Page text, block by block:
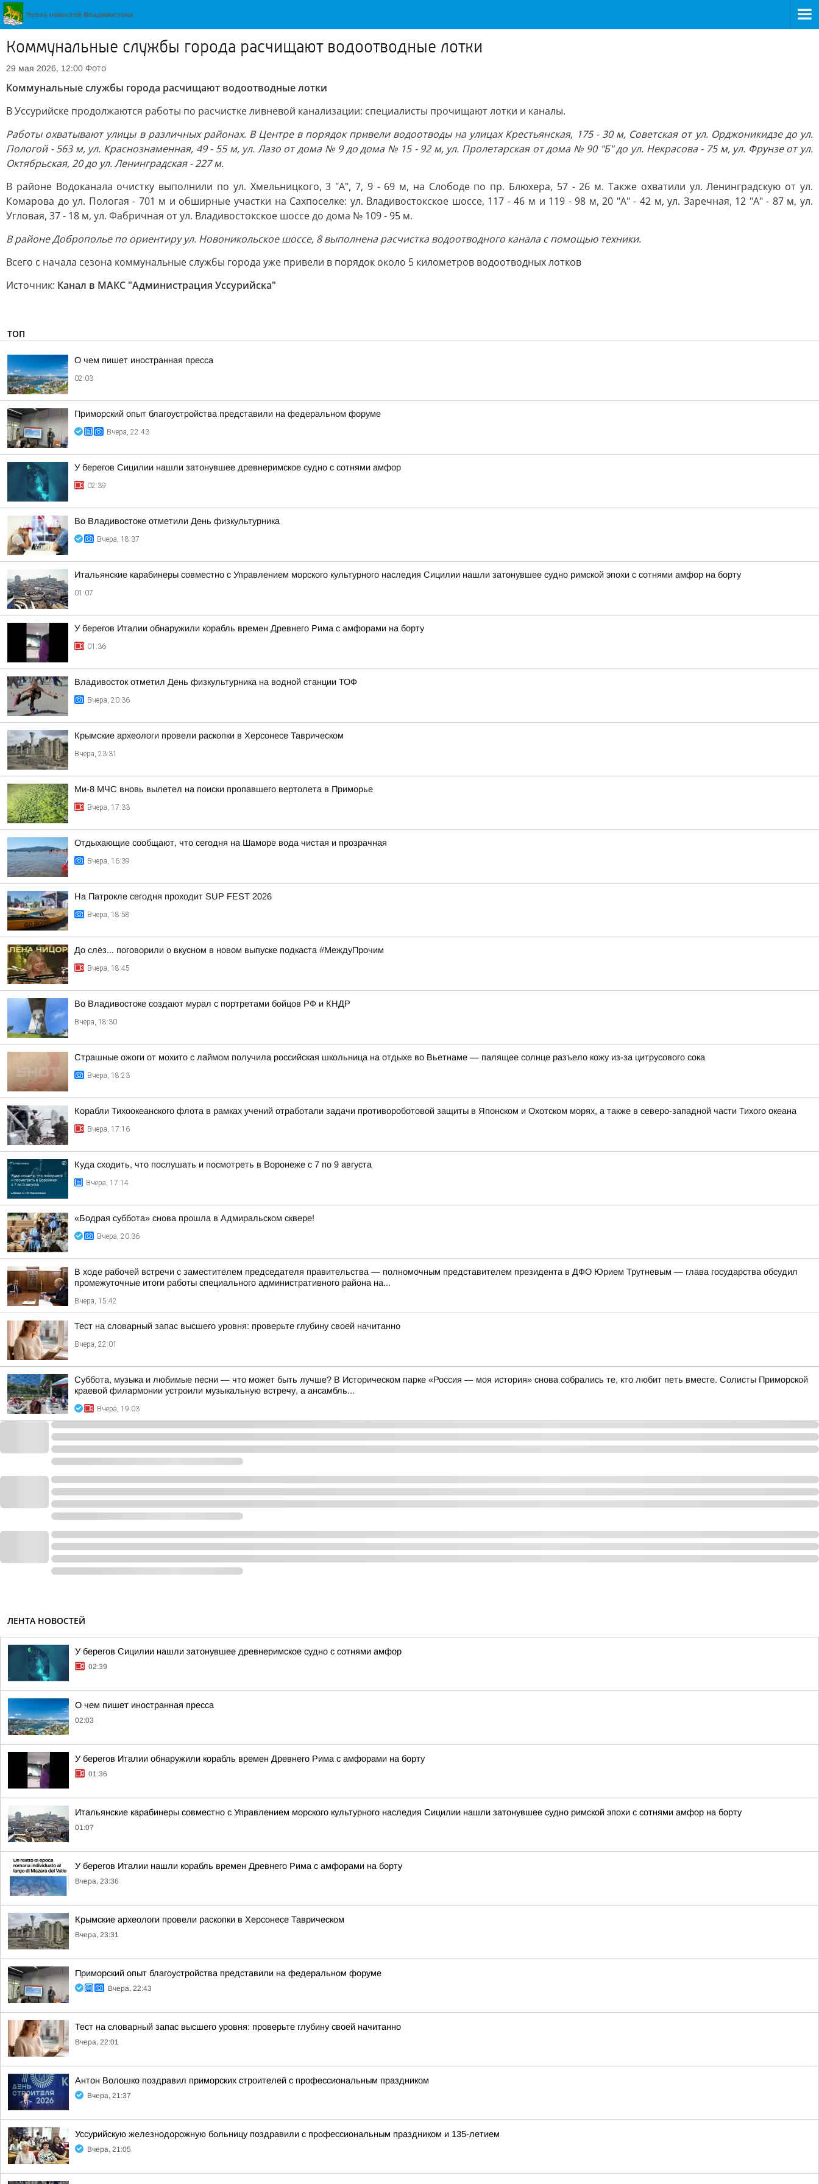
Коммунальные службы города расчищают водоотводные лотки
29 мая 2026, 12:00 Фото
Коммунальные службы города расчищают водоотводные лотки
В Уссурийске продолжаются работы по расчистке ливневой канализации: специалисты прочищают лотки и каналы.
Работы охватывают улицы в различных районах. В Центре в порядок привели водоотводы на улицах Крестьянская, 175 - 30 м, Советская от ул. Орджоникидзе до ул.
Пологой - 563 м, ул. Краснознаменная, 49 - 55 м, ул. Лазо от дома № 9 до дома № 15 - 92 м, ул. Пролетарская от дома № 90 "Б" до ул. Некрасова - 75 м, ул. Фрунзе от ул.
Октябрьская, 20 до ул. Ленинградская - 227 м.
В районе Водоканала очистку выполнили по ул. Хмельницкого, 3 "А", 7, 9 - 69 м, на Слободе по пр. Блюхера, 57 - 26 м. Также охватили ул. Ленинградскую от ул.
Комарова до ул. Пологая - 701 м и обширные участки на Сахпоселке: ул. Владивостокское шоссе, 117 - 46 м и 119 - 98 м, 20 "А" - 42 м, ул. Заречная, 12 "А" - 87 м, ул.
Угловая, 37 - 18 м, ул. Фабричная от ул. Владивостокское шоссе до дома № 109 - 95 м.
В районе Доброполье по ориентиру ул. Новоникольское шоссе, 8 выполнена расчистка водоотводного канала с помощью техники.
Всего с начала сезона коммунальные службы города уже привели в порядок около 5 километров водоотводных лотков
Источник: Канал в МАКС "Администрация Уссурийска"
ТОП
О чем пишет иностранная пресса
02:03
Приморский опыт благоустройства представили на федеральном форуме
Вчера, 22:43
У берегов Сицилии нашли затонувшее древнеримское судно с сотнями амфор
02:39
Во Владивостоке отметили День физкультурника
Вчера, 18:37
Итальянские карабинеры совместно с Управлением морского культурного наследия Сицилии нашли затонувшее судно римской эпохи с сотнями амфор на борту
01:07
У берегов Италии обнаружили корабль времен Древнего Рима с амфорами на борту
01:36
Владивосток отметил День физкультурника на водной станции ТОФ
Вчера, 20:36
Крымские археологи провели раскопки в Херсонесе Таврическом
Вчера, 23:31
Ми-8 МЧС вновь вылетел на поиски пропавшего вертолета в Приморье
Вчера, 17:33
Отдыхающие сообщают, что сегодня на Шаморе вода чистая и прозрачная
Вчера, 16:39
На Патрокле сегодня проходит SUP FEST 2026
Вчера, 18:58
До слёз... поговорили о вкусном в новом выпуске подкаста #МеждуПрочим
Вчера, 18:45
Во Владивостоке создают мурал с портретами бойцов РФ и КНДР
Вчера, 18:30
Страшные ожоги от мохито с лаймом получила российская школьница на отдыхе во Вьетнаме — палящее солнце разъело кожу из-за цитрусового сока
Вчера, 18:23
Корабли Тихоокеанского флота в рамках учений отработали задачи противороботовой защиты в Японском и Охотском морях, а также в северо-западной части Тихого океана
Вчера, 17:16
Куда сходить, что послушать и посмотреть в Воронеже с 7 по 9 августа
Вчера, 17:14
«Бодрая суббота» снова прошла в Адмиральском сквере!
Вчера, 20:36
В ходе рабочей встречи с заместителем председателя правительства — полномочным представителем президента в ДФО Юрием Трутневым — глава государства обсудил
промежуточные итоги работы специального административного района на...
Вчера, 15:42
Тест на словарный запас высшего уровня: проверьте глубину своей начитанно
Вчера, 22:01
Суббота, музыка и любимые песни — что может быть лучше? В Историческом парке «Россия — моя история» снова собрались те, кто любит петь вместе. Солисты Приморской
краевой филармонии устроили музыкальную встречу, а ансамбль...
Вчера, 19:03
ЛЕНТА НОВОСТЕЙ
У берегов Сицилии нашли затонувшее древнеримское судно с сотнями амфор
02:39
О чем пишет иностранная пресса
02:03
У берегов Италии обнаружили корабль времен Древнего Рима с амфорами на борту
01:36
Итальянские карабинеры совместно с Управлением морского культурного наследия Сицилии нашли затонувшее судно римской эпохи с сотнями амфор на борту
01:07
У берегов Италии нашли корабль времен Древнего Рима с амфорами на борту
Вчера, 23:36
Крымские археологи провели раскопки в Херсонесе Таврическом
Вчера, 23:31
Приморский опыт благоустройства представили на федеральном форуме
Вчера, 22:43
Тест на словарный запас высшего уровня: проверьте глубину своей начитанно
Вчера, 22:01
Антон Волошко поздравил приморских строителей с профессиональным праздником
Вчера, 21:37
Уссурийскую железнодорожную больницу поздравили с профессиональным праздником и 135-летием
Вчера, 21:05